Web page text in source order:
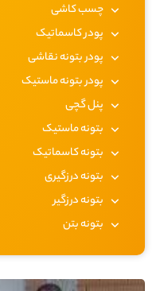
چسب کاشی
پودر کاسماتیک
پودر بتونه نقاشی
پودر بتونه ماستیک
پنل گچی
بتونه ماستیک
بتونه کاسماتیک
بتونه درزگیری
بتونه درزگیر
بتونه بتن